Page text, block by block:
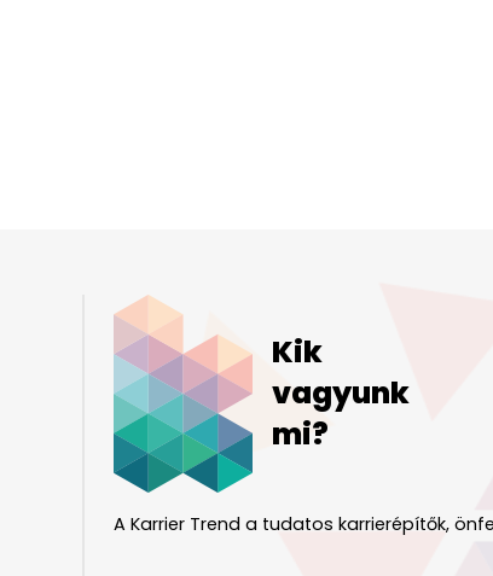
Kik
vagyunk
mi?
A Karrier Trend a tudatos karrierépítők,